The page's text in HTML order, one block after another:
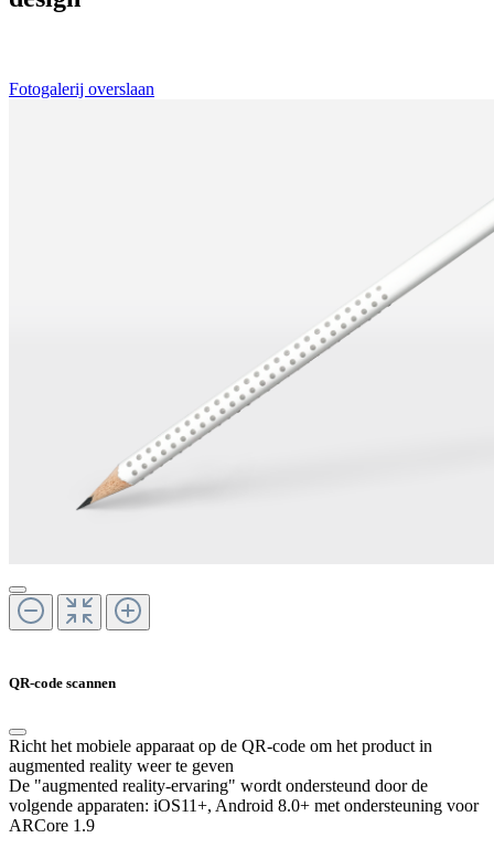
Fotogalerij overslaan
QR-code scannen
Richt het mobiele apparaat op de QR-code om het product in
augmented reality weer te geven
De "augmented reality-ervaring" wordt ondersteund door de
volgende apparaten: iOS11+, Android 8.0+ met ondersteuning voor
ARCore 1.9